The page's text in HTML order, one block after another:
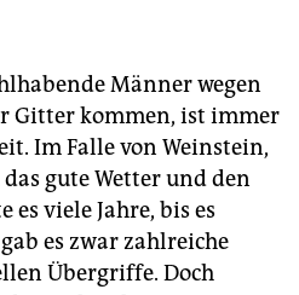
Männer wegen
Gitter kommen, ist immer
Im Falle von Weinstein,
gute Wetter und den
es viele Jahre, bis es
es zwar zahlreiche
Übergriffe. Doch